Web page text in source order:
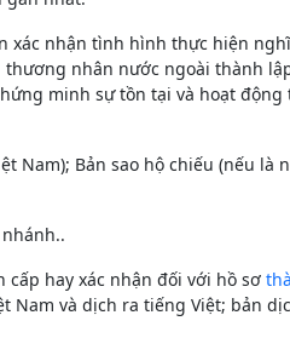
xác nhận tình hình thực hiện
nhân nước ngoài thành
minh sự tồn tại và hoạt
Nam); Bản sao hộ chiếu (nếu
cấp hay xác nhận đối với hồ sơ
Nam và dịch ra tiếng Việt; bản